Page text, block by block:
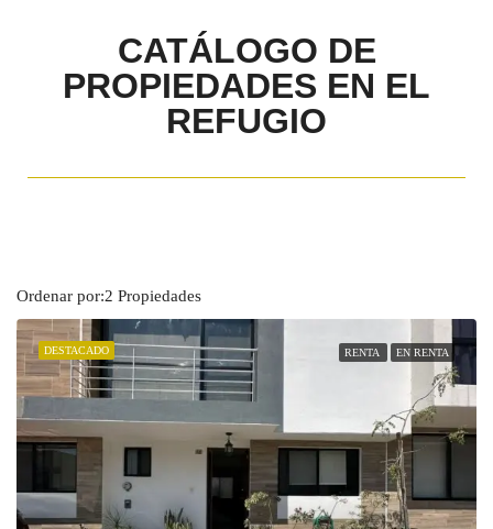
CATÁLOGO DE
PROPIEDADES EN EL
REFUGIO
2 Propiedades
Ordenar por:
DESTACADO RENTA EN RENTA